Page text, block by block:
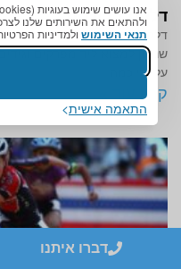
ולהתאים את השירותים שלנו
תנאי השימוש ולמדיניות
התאמה אישית
דלקת בבורסה
דלקת בבורסה זה ידוע גם בשם
שניתן למצוא ליד מפרקים
על ידי כמה
קרא עוד »
דברו איתנו